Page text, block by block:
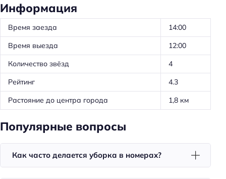
Красота и здоровье
Душ
Общая информация
Отопление
Круглосуточная регистрация
Тип гостиницы: гостевой дом
Способ оплаты: предоплата
Информация
Время заезда
14:00
Время выезда
12:00
Количество звёзд
4
Рейтинг
4.3
Растояние до центра города
1,8 км
Популярные вопросы
Как часто делается уборка в номерах?